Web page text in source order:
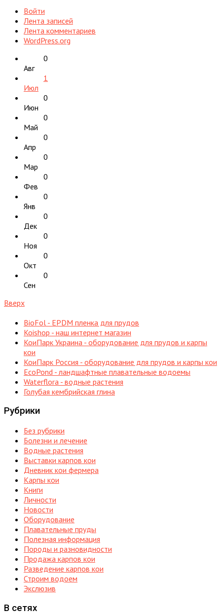
Войти
Лента записей
Лента комментариев
WordPress.org
0
Авг
1
Июл
0
Июн
0
Май
0
Апр
0
Мар
0
Фев
0
Янв
0
Дек
0
Ноя
0
Окт
0
Сен
Вверх
BioFol - EPDM пленка для прудов
Koishop - наш интернет магазин
КоиПарк Украина - оборудование для прудов и карпы
кои
КоиПарк Россия - оборудование для прудов и карпы кои
EcoPond - ландшафтные плавательные водоемы
Waterflora - водные растения
Голубая кембрийская глина
Рубрики
Без рубрики
Болезни и лечение
Водные растения
Выставки карпов кои
Дневник кои фермера
Карпы кои
Книги
Личности
Новости
Оборудование
Плавательные пруды
Полезная информация
Породы и разновидности
Продажа карпов кои
Разведение карпов кои
Строим водоем
Экслюзив
В сетях